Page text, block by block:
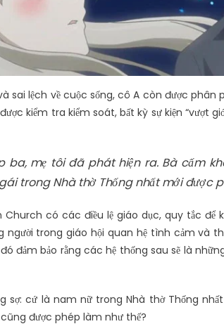
sai lệch về cuộc sống, cô A còn được phân
kiểm tra kiểm soát, bất kỳ sự kiện “vượt
ba, mẹ tôi đã phát hiện ra. Bà cấm
trong Nhà thờ Thống nhất mới được
Church có các điều lệ giáo dục, quy tắc
trong giáo hội quan hệ tình cảm và
đảm bảo rằng các hệ thống sau sẽ là
sợ: cứ là nam nữ trong Nhà thờ Thống
được phép làm như thế?